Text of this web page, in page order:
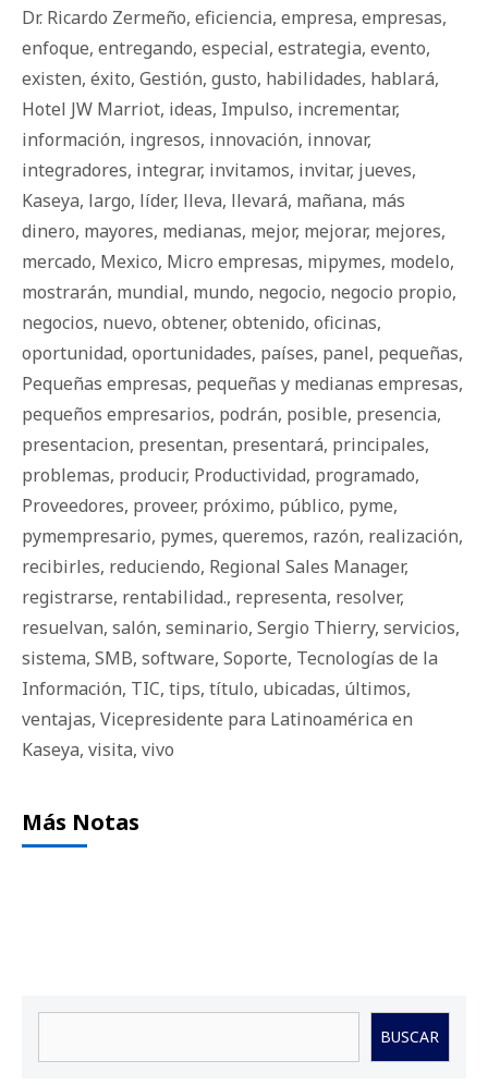
Dr. Ricardo Zermeño, eficiencia, empresa, empresas,
enfoque, entregando, especial, estrategia, evento,
existen, éxito, Gestión, gusto, habilidades, hablará,
Hotel JW Marriot, ideas, Impulso, incrementar,
información, ingresos, innovación, innovar,
integradores, integrar, invitamos, invitar, jueves,
Kaseya, largo, líder, lleva, llevará, mañana, más
dinero, mayores, medianas, mejor, mejorar, mejores,
mercado, Mexico, Micro empresas, mipymes, modelo,
mostrarán, mundial, mundo, negocio, negocio propio,
negocios, nuevo, obtener, obtenido, oficinas,
oportunidad, oportunidades, países, panel, pequeñas,
Pequeñas empresas, pequeñas y medianas empresas,
pequeños empresarios, podrán, posible, presencia,
presentacion, presentan, presentará, principales,
problemas, producir, Productividad, programado,
Proveedores, proveer, próximo, público, pyme,
pymempresario, pymes, queremos, razón, realización,
recibirles, reduciendo, Regional Sales Manager,
registrarse, rentabilidad., representa, resolver,
resuelvan, salón, seminario, Sergio Thierry, servicios,
sistema, SMB, software, Soporte, Tecnologías de la
Información, TIC, tips, título, ubicadas, últimos,
ventajas, Vicepresidente para Latinoamérica en
Kaseya, visita, vivo
Más Notas
BUSCAR